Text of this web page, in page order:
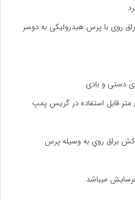
روی با پرس هیدرولیکی به دوسر
دستی و بادی
سانتی متری متر قابل استفاده در گریس پمپ
براق روي به وسیله پرس
میباشد.